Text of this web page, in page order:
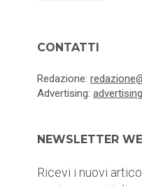
CONTATTI
Redazione:
Advertising:
NEWSLETTER
Ricevi i nuovi